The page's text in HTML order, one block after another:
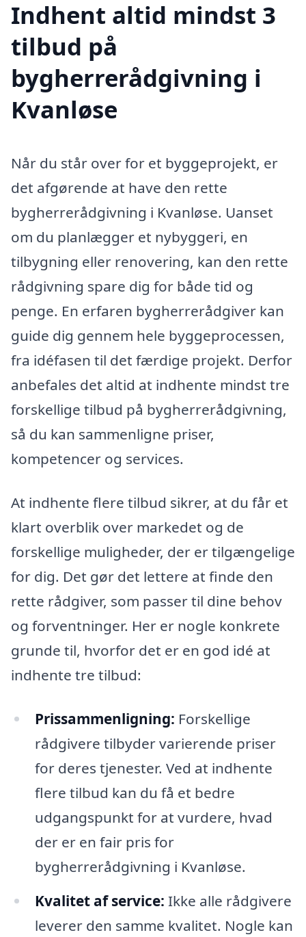
Indhent altid mindst 3
tilbud på
bygherrerådgivning i
Kvanløse
Når du står over for et byggeprojekt, er
det afgørende at have den rette
bygherrerådgivning i Kvanløse. Uanset
om du planlægger et nybyggeri, en
tilbygning eller renovering, kan den rette
rådgivning spare dig for både tid og
penge. En erfaren bygherrerådgiver kan
guide dig gennem hele byggeprocessen,
fra idéfasen til det færdige projekt. Derfor
anbefales det altid at indhente mindst tre
forskellige tilbud på bygherrerådgivning,
så du kan sammenligne priser,
kompetencer og services.
At indhente flere tilbud sikrer, at du får et
klart overblik over markedet og de
forskellige muligheder, der er tilgængelige
for dig. Det gør det lettere at finde den
rette rådgiver, som passer til dine behov
og forventninger. Her er nogle konkrete
grunde til, hvorfor det er en god idé at
indhente tre tilbud:
Prissammenligning: Forskellige
rådgivere tilbyder varierende priser
for deres tjenester. Ved at indhente
flere tilbud kan du få et bedre
udgangspunkt for at vurdere, hvad
der er en fair pris for
bygherrerådgivning i Kvanløse.
Kvalitet af service: Ikke alle rådgivere
leverer den samme kvalitet. Nogle kan